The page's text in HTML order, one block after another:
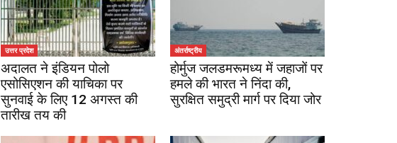
उत्तर प्रदेश
अदालत ने इंडियन पोलो
एसोसिएशन की याचिका पर
सुनवाई के लिए 12 अगस्त की
तारीख तय की
अंतर्राष्ट्रीय
होर्मुज जलडमरूमध्य में जहाजों पर
हमले की भारत ने निंदा की,
सुरक्षित समुद्री मार्ग पर दिया जोर